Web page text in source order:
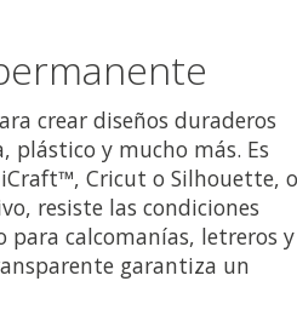
crear diseños duraderos
plástico y mucho más. Es
Cricut o Silhouette, o
resiste las condiciones
para calcomanías, letreros y
garantiza un